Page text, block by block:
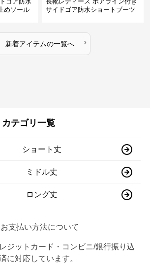
めソール
サイドゴア防水ショートブーツ
新着アイテムの一覧へ ›
テゴリ一覧
ショート丈
ミドル丈
ロング丈
お支払い方法について
ジットカード・コンビニ/銀行振り込
に対応しています。